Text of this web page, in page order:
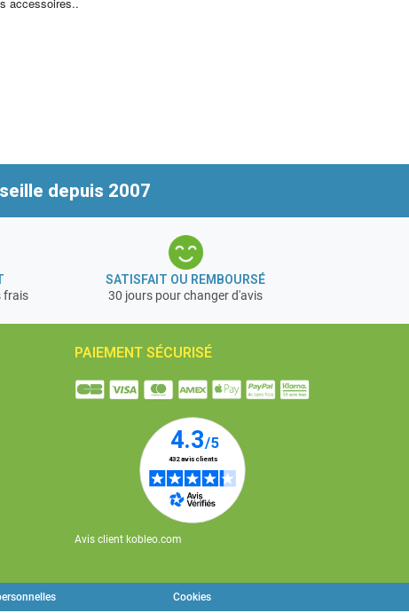
depuis 2007
frais
SATISFAIT OU REMBOURSÉ
30 jours pour changer d'avis
PAIEMENT SÉCURISÉ
Avis client kobleo.com
Cookies